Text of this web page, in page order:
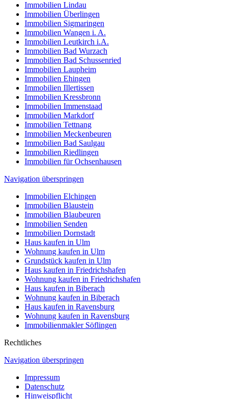
Immobilien Lindau
Immobilien Überlingen
Immobilien Sigmaringen
Immobilien Wangen i. A.
Immobilien Leutkirch i.A.
Immobilien Bad Wurzach
Immobilien Bad Schussenried
Immobilien Laupheim
Immobilien Ehingen
Immobilien Illertissen
Immobilien Kressbronn
Immobilien Immenstaad
Immobilien Markdorf
Immobilien Tettnang
Immobilien Meckenbeuren
Immobilien Bad Saulgau
Immobilien Riedlingen
Immobilien für Ochsenhausen
Navigation überspringen
Immobilien Elchingen
Immobilien Blaustein
Immobilien Blaubeuren
Immobilien Senden
Immobilien Dornstadt
Haus kaufen in Ulm
Wohnung kaufen in Ulm
Grundstück kaufen in Ulm
Haus kaufen in Friedrichshafen
Wohnung kaufen in Friedrichshafen
Haus kaufen in Biberach
Wohnung kaufen in Biberach
Haus kaufen in Ravensburg
Wohnung kaufen in Ravensburg
Immobilienmakler Söflingen
Rechtliches
Navigation überspringen
Impressum
Datenschutz
Hinweispflicht